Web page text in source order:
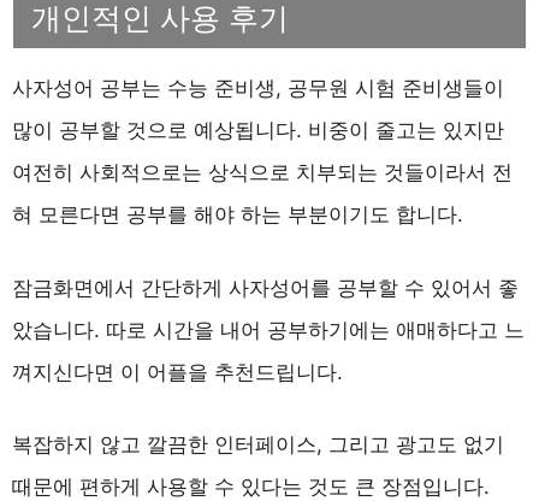
개인적인 사용 후기
사자성어 공부는 수능 준비생, 공무원 시험 준비생들이
많이 공부할 것으로 예상됩니다. 비중이 줄고는 있지만
여전히 사회적으로는 상식으로 치부되는 것들이라서 전
혀 모른다면 공부를 해야 하는 부분이기도 합니다.
잠금화면에서 간단하게 사자성어를 공부할 수 있어서 좋
았습니다. 따로 시간을 내어 공부하기에는 애매하다고 느
껴지신다면 이 어플을 추천드립니다.
복잡하지 않고 깔끔한 인터페이스, 그리고 광고도 없기
때문에 편하게 사용할 수 있다는 것도 큰 장점입니다.